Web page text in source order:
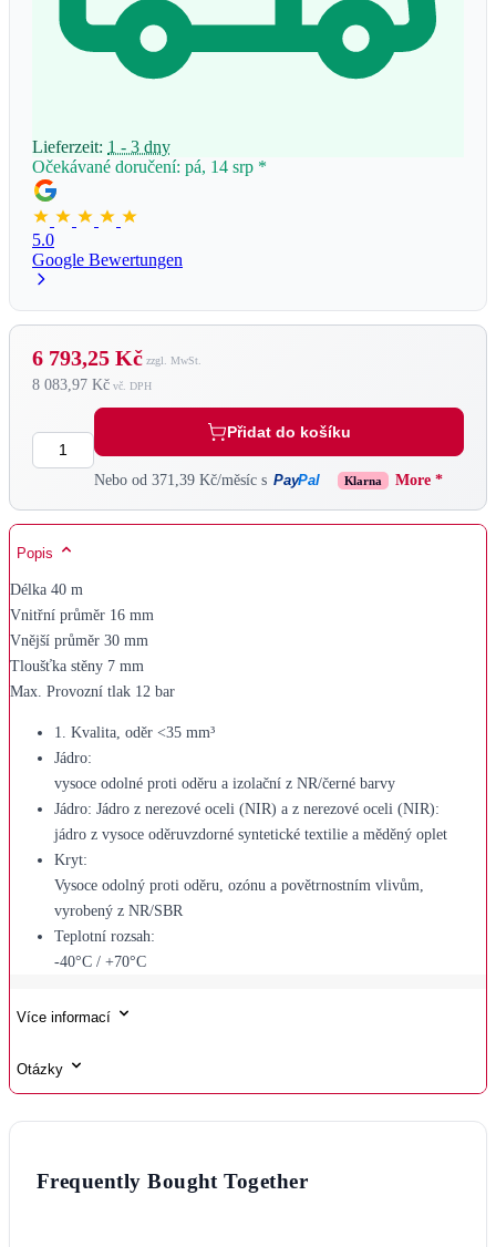
Lieferzeit: 1 - 3 dny
Očekávané doručení: pá, 14 srp *
5.0
Google Bewertungen
8 083,97 Kč
6 793,25 Kč
Množství Přidat do košíku
Nebo od 371,39 Kč/měsíc s PayPal Klarna More *
Popis
Délka 40 m
Vnitřní průměr 16 mm
Vnější průměr 30 mm
Tloušťka stěny 7 mm
Max. Provozní tlak 12 bar
1. Kvalita, oděr <35 mm³
Jádro:
vysoce odolné proti oděru a izolační z NR/černé barvy
Jádro: Jádro z nerezové oceli (NIR) a z nerezové oceli (NIR):
jádro z vysoce oděruvzdorné syntetické textilie a měděný oplet
Kryt:
Vysoce odolný proti oděru, ozónu a povětrnostním vlivům,
vyrobený z NR/SBR
Teplotní rozsah:
-40°C / +70°C
Více informací
Otázky
Frequently Bought Together